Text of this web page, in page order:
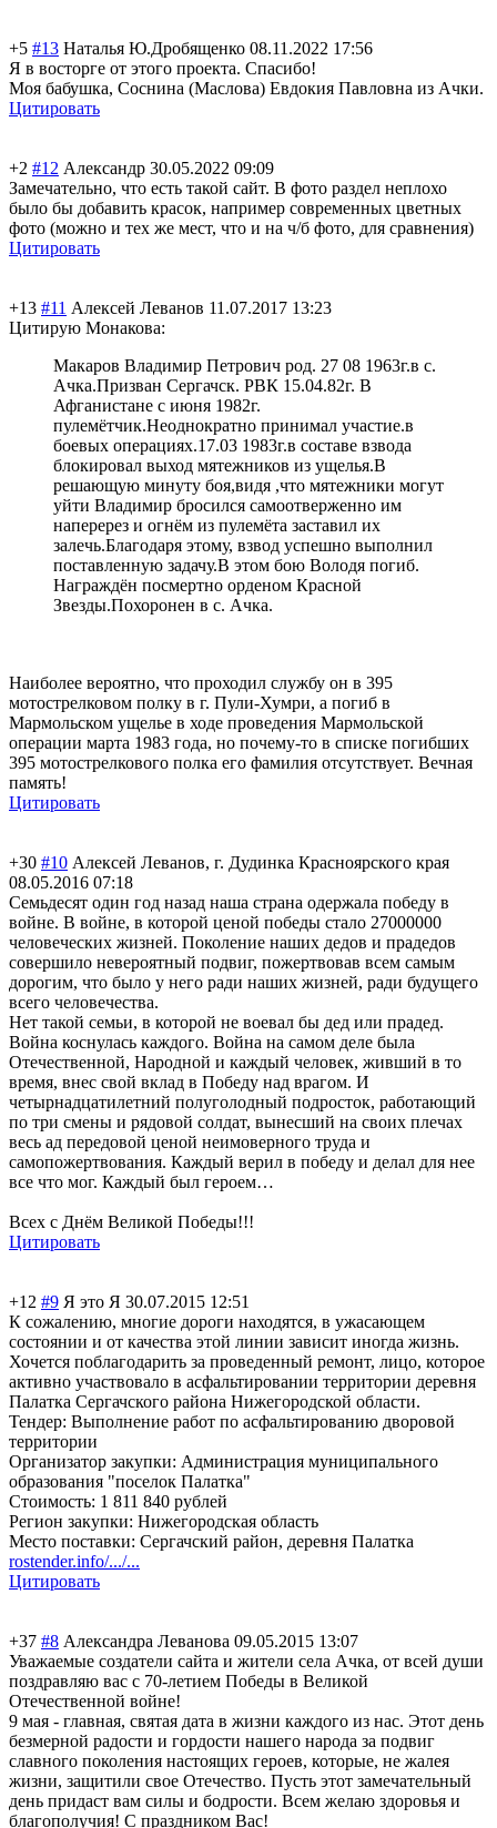
+5 #13 Наталья Ю.Дробященко 08.11.2022 17:56
Я в восторге от этого проекта. Спасибо!
Моя бабушка, Соснина (Маслова) Евдокия Павловна из Ачки.
Цитировать
+2 #12 Александр 30.05.2022 09:09
Замечательно, что есть такой сайт. В фото раздел неплохо
было бы добавить красок, например современных цветных
фото (можно и тех же мест, что и на ч/б фото, для сравнения)
Цитировать
+13 #11 Алексей Леванов 11.07.2017 13:23
Цитирую Монакова:
Макаров Владимир Петрович род. 27 08 1963г.в с.
Ачка.Призван Сергачск. РВК 15.04.82г. В
Афганистане с июня 1982г.
пулемётчик.Неоднократно принимал участие.в
боевых операциях.17.03 1983г.в составе взвода
блокировал выход мятежников из ущелья.В
решающую минуту боя,видя ,что мятежники могут
уйти Владимир бросился самоотверженно им
наперерез и огнём из пулемёта заставил их
залечь.Благодаря этому, взвод успешно выполнил
поставленную задачу.В этом бою Володя погиб.
Награждён посмертно орденом Красной
Звезды.Похоронен в с. Ачка.
Наиболее вероятно, что проходил службу он в 395
мотострелковом полку в г. Пули-Хумри, а погиб в
Мармольском ущелье в ходе проведения Мармольской
операции марта 1983 года, но почему-то в списке погибших
395 мотострелкового полка его фамилия отсутствует. Вечная
память!
Цитировать
+30 #10 Алексей Леванов, г. Дудинка Красноярского края
08.05.2016 07:18
Семьдесят один год назад наша страна одержала победу в
войне. В войне, в которой ценой победы стало 27000000
человеческих жизней. Поколение наших дедов и прадедов
совершило невероятный подвиг, пожертвовав всем самым
дорогим, что было у него ради наших жизней, ради будущего
всего человечества.
Нет такой семьи, в которой не воевал бы дед или прадед.
Война коснулась каждого. Война на самом деле была
Отечественной, Народной и каждый человек, живший в то
время, внес свой вклад в Победу над врагом. И
четырнадцатилетний полуголодный подросток, работающий
по три смены и рядовой солдат, вынесший на своих плечах
весь ад передовой ценой неимоверного труда и
самопожертвования. Каждый верил в победу и делал для нее
все что мог. Каждый был героем…
Всех с Днём Великой Победы!!!
Цитировать
+12 #9 Я это Я 30.07.2015 12:51
К сожалению, многие дороги находятся, в ужасающем
состоянии и от качества этой линии зависит иногда жизнь.
Хочется поблагодарить за проведенный ремонт, лицо, которое
активно участвовало в асфальтировании территории деревня
Палатка Сергачского района Нижегородской области.
Тендер: Выполнение работ по асфальтированию дворовой
территории
Организатор закупки: Администрация муниципального
образования "поселок Палатка"
Стоимость: 1 811 840 рублей
Регион закупки: Нижегородская область
Место поставки: Сергачский район, деревня Палатка
rostender.info/.../...
Цитировать
+37 #8 Александра Леванова 09.05.2015 13:07
Уважаемые создатели сайта и жители села Ачка, от всей души
поздравляю вас с 70-летием Победы в Великой
Отечественной войне!
9 мая - главная, святая дата в жизни каждого из нас. Этот день
безмерной радости и гордости нашего народа за подвиг
славного поколения настоящих героев, которые, не жалея
жизни, защитили свое Отечество. Пусть этот замечательный
день придаст вам силы и бодрости. Всем желаю здоровья и
благополучия! С праздником Вас!